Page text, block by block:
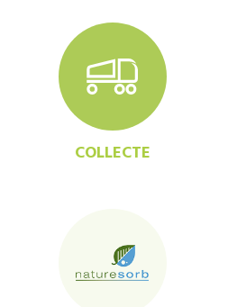
COLLECTE